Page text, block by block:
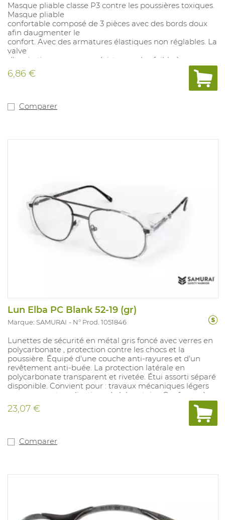
Masque pliable classe P3 contre les poussières toxiques.
Masque pliable
confortable composé de 3 pièces avec des bords doux
afin daugmenter le
confort. Avec des armatures élastiques non réglables. La
valve
d'expiration assure une résistance plus faible à
l'expiration et un taux
de C02 et d'humidité faibles dans le masque. Les
matières recyclées. Emballage de produit individuelle
expédition.
6,86 €
Comparer
Lun Elba PC Blank 52-19 (gr)
Marque: SAMURAI N° Prod. 1051846
Lunettes de sécurité en métal gris foncé avec verres en
polycarbonate , protection contre les chocs et la
poussière. Équipé d'une couche anti-rayures et d'un
revêtement anti-buée. La protection latérale en
polycarbonate transparent et rivetée. Étui assorti séparé
disponible. Convient pour : travaux mécaniques légers
ou moyens et applications de laboratoire. Conforme à :
EN 166.
23,07 €
Comparer